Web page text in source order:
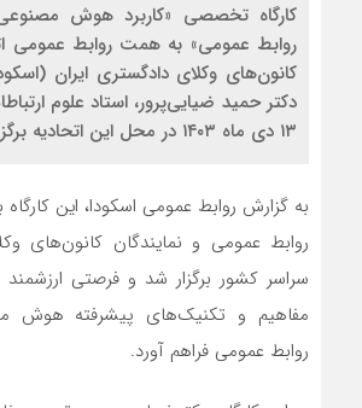
کارگاه تخصصی «کاربرد هوش
روابط عمومی» به همت روابط عمومی
کانون‌های وکلای دادگستری ایران
دکتر حمید ضیایی‌پرور، استاد علوم
۱۳ دی ماه ۱۴۰۳ در محل این اتحادیه برگزار شد.
به گزارش روابط عمومی اسکودا، این
روابط عمومی و نمایندگان کانون‌های
سراسر کشور برگزار شد و فرصتی ارزشمند
مفاهیم و تکنیک‌های پیشرفته هوش
روابط عمومی فراهم آورد.